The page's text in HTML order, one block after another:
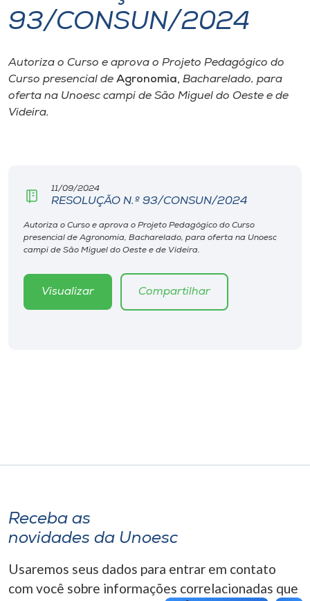
I.nova
Diplomados
Cultura
Biblioteca
Editora
Rádio
A+
93/CONSUN/2024
Autoriza o Curso e aprova o Projeto Pedagógico do
Curso presencial de Agronomia, Bacharelado, para
oferta na Unoesc campi de São Miguel do Oeste e de
Videira.
11/09/2024
RESOLUÇÃO N.º 93/CONSUN/2024
Autoriza o Curso e aprova o Projeto Pedagógico do Curso
presencial de Agronomia, Bacharelado, para oferta na Unoesc
campi de São Miguel do Oeste e de Videira.
Visualizar Compartilhar
Receba as
novidades da Unoesc
Usaremos seus dados para entrar em contato
com você sobre informações correlacionadas que